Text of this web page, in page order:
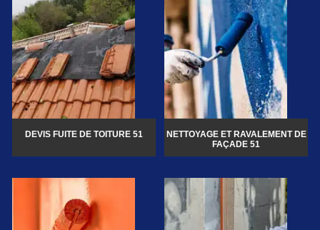
DEVIS FUITE DE TOITURE 51
NETTOYAGE ET RAVALEMENT DE
FAÇADE 51